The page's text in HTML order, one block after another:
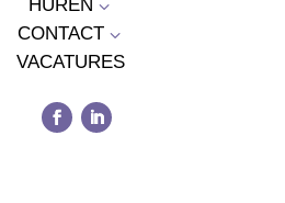
HUREN 3
CONTACT3
VACATURES